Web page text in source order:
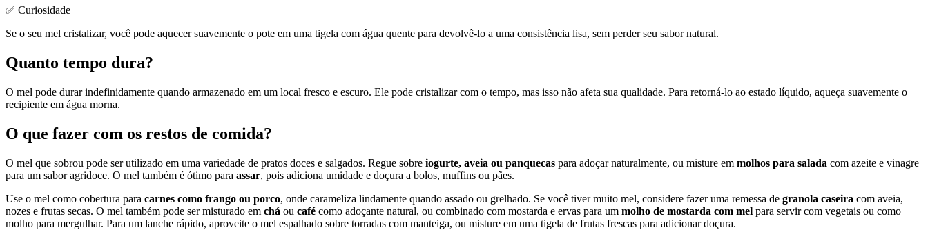
✅ Curiosidade
Se o seu mel cristalizar, você pode aquecer suavemente o pote em uma tigela com água quente para devolvê-lo a uma consistência lisa, sem perder seu sabor natural.
Quanto tempo dura?
O mel pode durar indefinidamente quando armazenado em um local fresco e escuro. Ele pode cristalizar com o tempo, mas isso não afeta sua qualidade. Para retorná-lo ao estado líquido, aqueça suavemente o
recipiente em água morna.
O que fazer com os restos de comida?
O mel que sobrou pode ser utilizado em uma variedade de pratos doces e salgados. Regue sobre iogurte, aveia ou panquecas para adoçar naturalmente, ou misture em molhos para salada com azeite e vinagre
para um sabor agridoce. O mel também é ótimo para assar, pois adiciona umidade e doçura a bolos, muffins ou pães.
Use o mel como cobertura para carnes como frango ou porco, onde carameliza lindamente quando assado ou grelhado. Se você tiver muito mel, considere fazer uma remessa de granola caseira com aveia,
nozes e frutas secas. O mel também pode ser misturado em chá ou café como adoçante natural, ou combinado com mostarda e ervas para um molho de mostarda com mel para servir com vegetais ou como
molho para mergulhar. Para um lanche rápido, aproveite o mel espalhado sobre torradas com manteiga, ou misture em uma tigela de frutas frescas para adicionar doçura.